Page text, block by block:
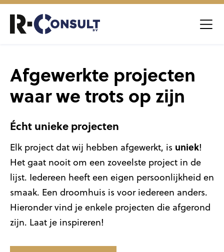
Afgewerkte projecten
waar we trots op zijn
Écht unieke projecten
Elk project dat wij hebben afgewerkt, is uniek!
Het gaat nooit om een zoveelste project in de
lijst. Iedereen heeft een eigen persoonlijkheid en
smaak. Een droomhuis is voor iedereen anders.
Hieronder vind je enkele projecten die afgerond
zijn. Laat je inspireren!